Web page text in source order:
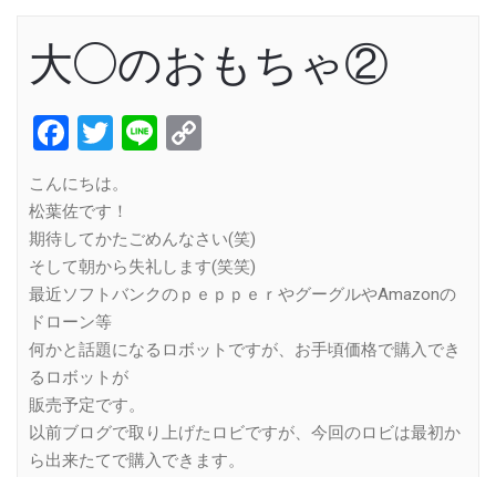
大◯のおもちゃ②
Facebook
Twitter
Line
こんにちは。
松葉佐です！
期待してかたごめんなさい(笑)
そして朝から失礼します(笑笑)
最近ソフトバンクのｐｅｐｐｅｒやグーグルやAmazonの
ドローン等
何かと話題になるロボットですが、お手頃価格で購入でき
るロボットが
販売予定です。
以前ブログで取り上げたロビですが、今回のロビは最初か
ら出来たてで購入できます。